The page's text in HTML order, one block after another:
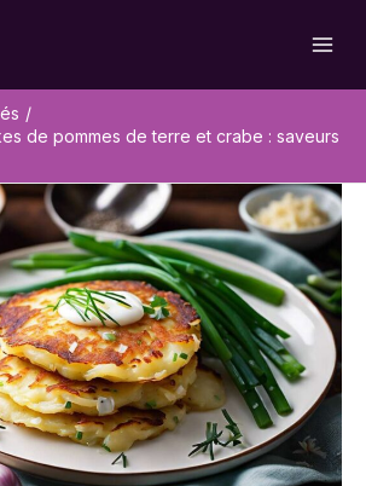
de pommes de terre et crabe : saveurs